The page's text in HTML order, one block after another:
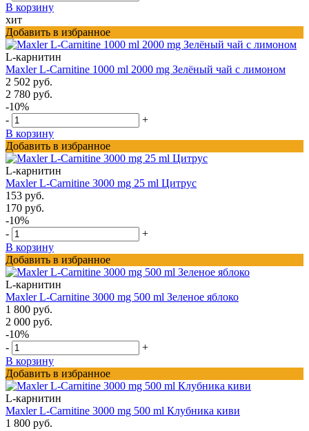
В корзину
хит
Добавить в избранное
L-карнитин
Maxler L-Carnitine 1000 ml 2000 mg Зелёный чай с лимоном
2 502 руб.
2 780 руб.
-10%
-
+
В корзину
Добавить в избранное
L-карнитин
Maxler L-Carnitine 3000 mg 25 ml Цитрус
153 руб.
170 руб.
-10%
-
+
В корзину
Добавить в избранное
L-карнитин
Maxler L-Carnitine 3000 mg 500 ml Зеленое яблоко
1 800 руб.
2 000 руб.
-10%
-
+
В корзину
Добавить в избранное
L-карнитин
Maxler L-Carnitine 3000 mg 500 ml Клубника киви
1 800 руб.